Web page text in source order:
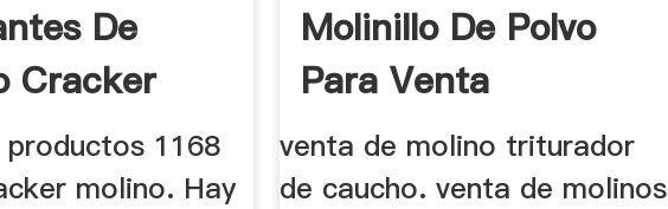
De
Cracker
Alta ...1168
molino. Hay
Molinillo De Polvo
Para Venta
venta de molino triturador
de caucho. venta de molinos